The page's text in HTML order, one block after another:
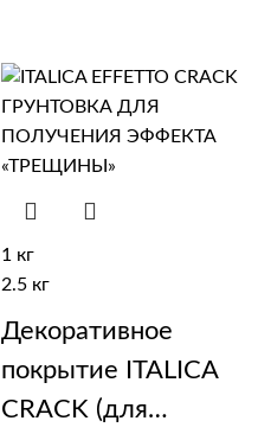
1 кг
2.5 кг
Декоративное
покрытие ITALICA
CRACK (для